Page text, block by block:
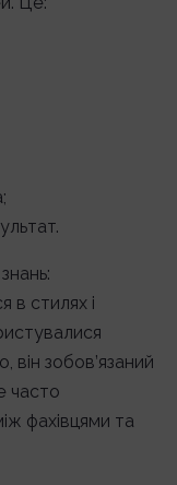
в стилях і
він зобов’язаний
часто
фахівцями та